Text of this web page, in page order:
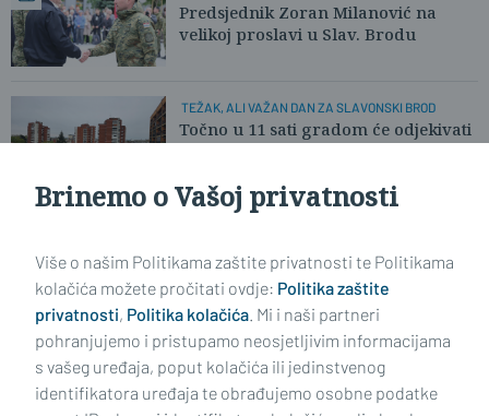
Predsjednik Zoran Milanović na
velikoj proslavi u Slav. Brodu
TEŽAK, ALI VAŽAN DAN ZA SLAVONSKI BROD
Točno u 11 sati gradom će odjekivati
Brinemo o Vašoj privatnosti
Više o našim Politikama zaštite privatnosti te Politikama
kolačića možete pročitati ovdje: Politika zaštite
privatnosti, Politika kolačića. Mi i naši partneri
pohranjujemo i pristupamo neosjetljivim informacijama
s vašeg uređaja, poput kolačića ili jedinstvenog
identifikatora uređaja te obrađujemo osobne podatke